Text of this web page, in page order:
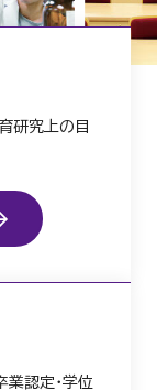
研究上の目
業認定・学位